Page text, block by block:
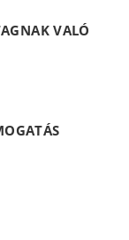
VALÓ